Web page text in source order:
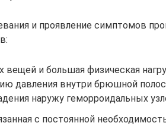
и проявление симптомов
вещей и большая физическая
давления внутри брюшной
наружу геморроидальных
с постоянной